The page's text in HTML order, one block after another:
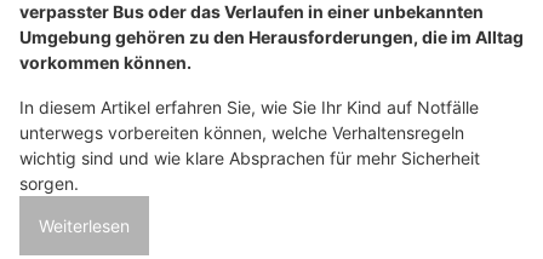
verpasster Bus oder das Verlaufen in einer unbekannten
Umgebung gehören zu den Herausforderungen, die im Alltag
vorkommen können.
In diesem Artikel erfahren Sie, wie Sie Ihr Kind auf Notfälle
unterwegs vorbereiten können, welche Verhaltensregeln
wichtig sind und wie klare Absprachen für mehr Sicherheit
sorgen.
Weiterlesen